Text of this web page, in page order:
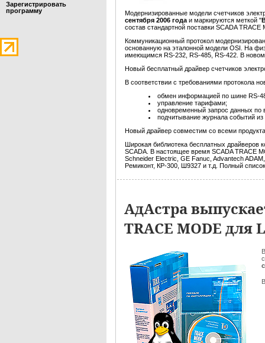
Зарегистрировать
программу
Модернизированные модели счетчиков
сентября 2006 года и маркируются меткой "
состав стандартной поставки SCADA TRACE
Коммуникационный протокол
основанную на эталонной модели OSI. На
имеющимся RS-232, RS-485, RS-422. В новом
Новый бесплатный драйвер счетчиков
В соответствии с требованиями протокола
обмен информацией по шине RS-
управление тарифами;
одновременный запрос данных
подчитывание журнала событий из
Новый драйвер совместим со всеми
Широкая библиотека бесплатных
SCADA. В настоящее время SCADA TRACE
Schneider Electric, GE Fanuc, Advantech
Ремиконт, КР-300, Ш9327 и т.д. Полный
АдАстра
TRACE MODE для